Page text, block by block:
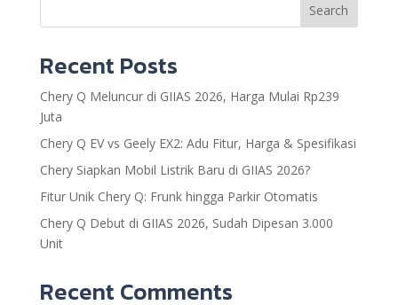
Search
Recent Posts
Chery Q Meluncur di GIIAS 2026, Harga Mulai Rp239
Juta
Chery Q EV vs Geely EX2: Adu Fitur, Harga & Spesifikasi
Chery Siapkan Mobil Listrik Baru di GIIAS 2026?
Fitur Unik Chery Q: Frunk hingga Parkir Otomatis
Chery Q Debut di GIIAS 2026, Sudah Dipesan 3.000
Unit
Recent Comments